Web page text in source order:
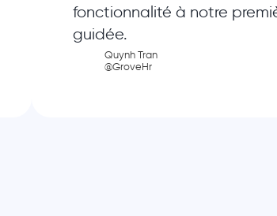
fonctionnalité à notre
guidée.
Quynh Tran
@GroveHr